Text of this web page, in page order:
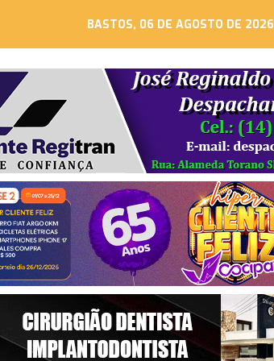
BASTOS, 06 DE AGOSTO DE 2026